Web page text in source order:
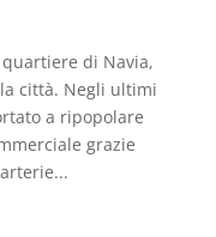
quartiere di Navia,
città. Negli ultimi
a ripopolare
grazie